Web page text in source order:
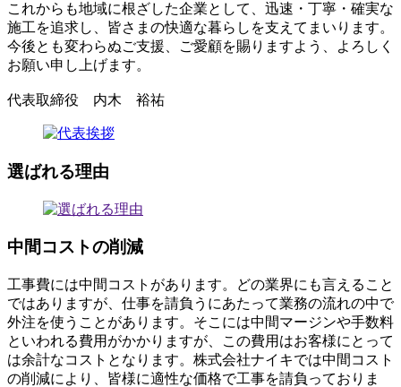
これからも地域に根ざした企業として、迅速・丁寧・確実な
施工を追求し、皆さまの快適な暮らしを支えてまいります。
今後とも変わらぬご支援、ご愛顧を賜りますよう、よろしく
お願い申し上げます。
代表取締役 内木 裕祐
選ばれる理由
中間コストの削減
工事費には中間コストがあります。どの業界にも言えること
ではありますが、仕事を請負うにあたって業務の流れの中で
外注を使うことがあります。そこには中間マージンや手数料
といわれる費用がかかりますが、この費用はお客様にとって
は余計なコストとなります。株式会社ナイキでは中間コスト
の削減により、皆様に適性な価格で工事を請負っておりま